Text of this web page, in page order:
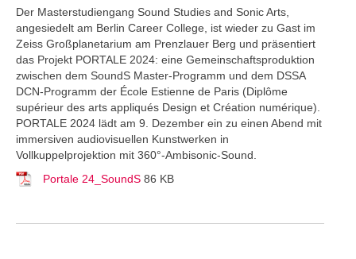
Der Masterstudiengang Sound Studies and Sonic Arts,
angesiedelt am Berlin Career College, ist wieder zu Gast im
Zeiss Großplanetarium am Prenzlauer Berg und präsentiert
das Projekt PORTALE 2024: eine Gemeinschaftsproduktion
zwischen dem SoundS Master-Programm und dem DSSA
DCN-Programm der École Estienne de Paris (Diplôme
supérieur des arts appliqués Design et Création numérique).
PORTALE 2024 lädt am 9. Dezember ein zu einen Abend mit
immersiven audiovisuellen Kunstwerken in
Vollkuppelprojektion mit 360°-Ambisonic-Sound.
Portale 24_SoundS 86 KB